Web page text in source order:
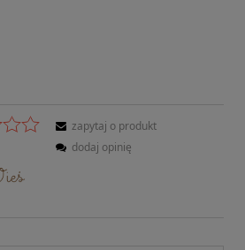
zapytaj o produkt
dodaj opinię